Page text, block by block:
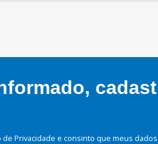
Privacidade e consinto que meus